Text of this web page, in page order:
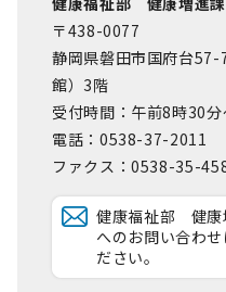
〒438-0077
静岡県磐田市国府台
館）3階
受付時間：午前8時30
電話：0538-37-2011
ファクス：0538-35-
健康福祉部 健康
へのお問い合わ
ださい。